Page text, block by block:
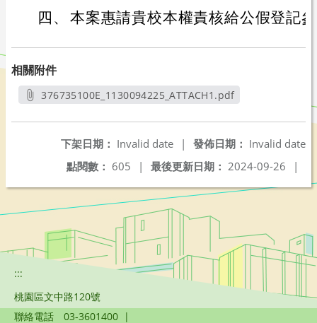
四、 本案惠請貴校本權責核給公假登記
相關附件
376735100E_1130094225_ATTACH1.pdf
發佈日期： Invalid date
下架日期： Invalid date
|
最後更新日期： 2024-09-26 |
點閱數： 605 |
:::
桃園區文中路120號
聯絡電話
03-3601400 |